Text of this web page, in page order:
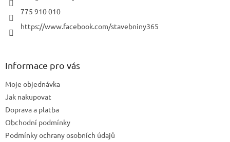
775 910 010
https://www.facebook.com/stavebniny365
Informace pro vás
Moje objednávka
Jak nakupovat
Doprava a platba
Obchodní podmínky
Podmínky ochrany osobních údajů